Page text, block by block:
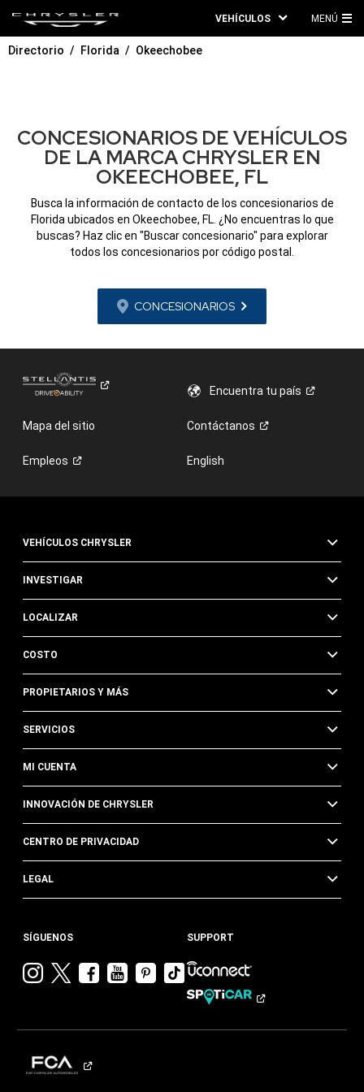
VEHÍCULOS MENÚ
Directorio Florida Okeechobee
CONCESIONARIOS DE VEHÍCULOS
DE LA MARCA CHRYSLER EN
OKEECHOBEE, FL
Busca la información de contacto de los concesionarios de
Florida ubicados en Okeechobee, FL. ¿No encuentras lo que
buscas? Haz clic en "Buscar concesionario" para explorar
todos los concesionarios por código postal.
CONCESIONARIOS
Encuentra tupaís
Mapa del sitio Contáctanos
Empleos English
VEHÍCULOS CHRYSLER
INVESTIGAR
LOCALIZAR
COSTO
PROPIETARIOS Y MÁS
SERVICIOS
MI CUENTA
INNOVACIÓN DE CHRYSLER
CENTRO DE PRIVACIDAD
LEGAL
SÍGUENOS
VisitarVisitarVisitar
Chrysler en
Visitar
Chrysler en
Visitar
Chrysler en
Pinterest
Visita
Chrysler
Tik
SUPPORT